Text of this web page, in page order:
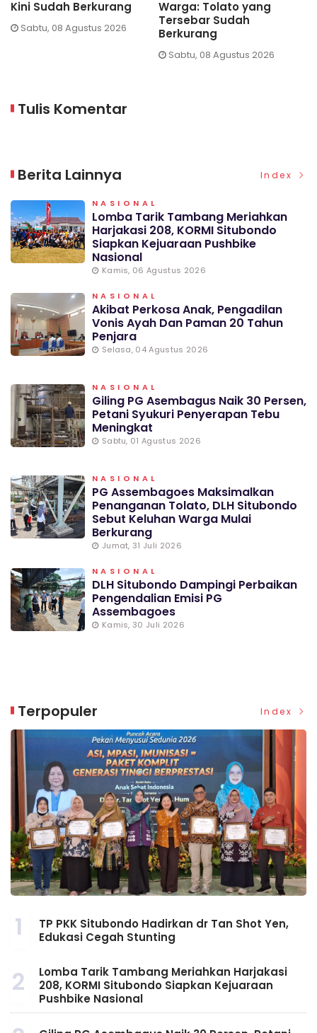
Sudah Berkurang
Sabtu, 08 Agustus 2026
Warga: Tolato yang
Tersebar Sudah
Berkurang
Sabtu, 08 Agustus 2026
Tulis Komentar
Berita Lainnya Index
NASIONAL
Lomba Tarik Tambang Meriahkan
Harjakasi 208, KORMI Situbondo
Siapkan Kejuaraan Pushbike
Nasional
Kamis, 06 Agustus 2026
NASIONAL
Akibat Perkosa Anak, Pengadilan
Vonis Ayah Dan Paman 20 Tahun
Penjara
Selasa, 04 Agustus 2026
NASIONAL
Giling PG Asembagus Naik 30 Persen,
Petani Syukuri Penyerapan Tebu
Meningkat
Sabtu, 01 Agustus 2026
NASIONAL
PG Assembagoes Maksimalkan
Penanganan Tolato, DLH Situbondo
Sebut Keluhan Warga Mulai
Berkurang
Jumat, 31 Juli 2026
NASIONAL
DLH Situbondo Dampingi Perbaikan
Pengendalian Emisi PG
Assembagoes
Kamis, 30 Juli 2026
Terpopuler Index
1
TP PKK Situbondo Hadirkan dr Tan Shot Yen,
Edukasi Cegah Stunting
2
Lomba Tarik Tambang Meriahkan Harjakasi
208, KORMI Situbondo Siapkan Kejuaraan
Pushbike Nasional